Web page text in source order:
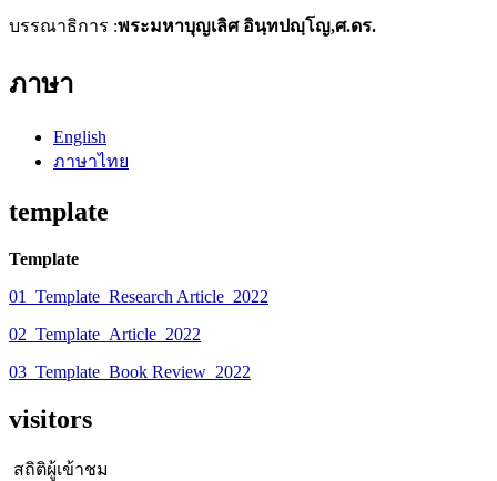
บรรณาธิการ :พระมหาบุญเลิศ อินฺทปญฺโญ,ศ.ดร.
ภาษา
English
ภาษาไทย
template
Template
01_Template_Research Article_2022
02_Template_Article_2022
03_Template_Book Review_2022
visitors
สถิติผู้เข้าชม